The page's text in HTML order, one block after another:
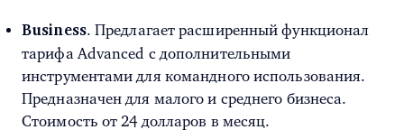
Business. Предлагает расширенный функционал
тарифа Advanced с дополнительными
инструментами для командного использования.
Предназначен для малого и среднего бизнеса.
Стоимость от 24 долларов в месяц.